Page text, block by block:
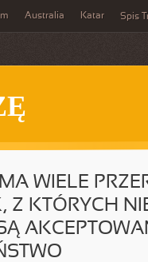
Australia Katar Spis
WIELE
Z KTÓRYCH